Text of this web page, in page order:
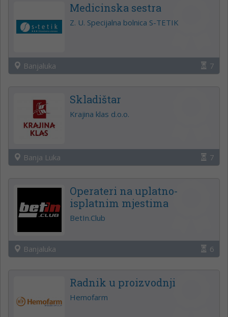
Medicinska sestra
Z. U. Specijalna bolnica S-TETIK
Banjaluka 7
Skladištar
Krajina klas d.o.o.
Banja Luka 7
Operateri na uplatno-
isplatnim mjestima
BetIn.Club
Banjaluka 6
Radnik u proizvodnji
Hemofarm